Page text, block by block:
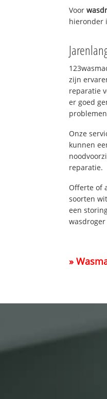
Voor
hieronder
zijn
reparatie
er goed
Onze
kunnen
reparatie.
Offerte of
soorten
een
»